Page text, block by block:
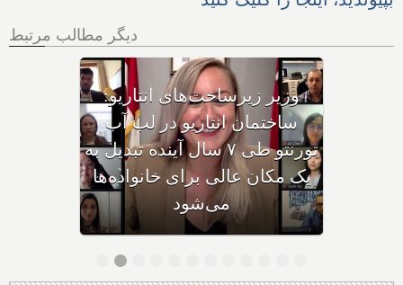
دیگر مطالب مرتبط
وزیر دارایی انتاریو مستقیما
پاسخ داد: بزرگ‌ترین
سرمایه‌گذاری‌های امسال
انتاریو چیستند؟